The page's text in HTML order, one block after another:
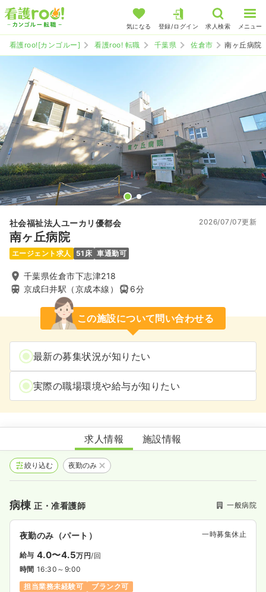
気になる 登録/ログイン 求人検索 メニュー
看護roo![カンゴルー] 看護roo! 転職 千葉県 佐倉市 南ヶ丘病院
社会福祉法人ユーカリ優都会
南ヶ丘病院
2026/07/07更新
エージェント求人 51床 車通勤可
千葉県佐倉市下志津218
京成臼井駅（京成本線）
6分
この施設について問い合わせる
最新の募集状況が知りたい
実際の職場環境や給与が知りたい
南ヶ丘病院
求人情報 施設情報
絞り込む 夜勤のみ
病棟正・准看護師 一般病院
夜勤のみ（パート） 一時募集休止
給与 4.0〜4.5万円/回
時間 16:30～9:00
担当業務未経験可
ブランク可